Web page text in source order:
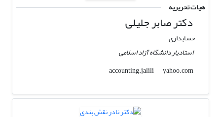
هیات تحریریه
دکتر صابر جلیلی
حسابداری
استادیار دانشگاه آزاد اسلامی
accounting.jalili
yahoo.com